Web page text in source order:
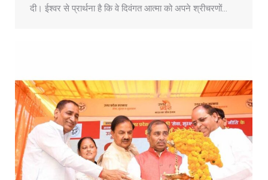
दी। ईश्वर से प्रार्थना है कि वे दिवंगत आत्मा को अपने श्रीचरणों…